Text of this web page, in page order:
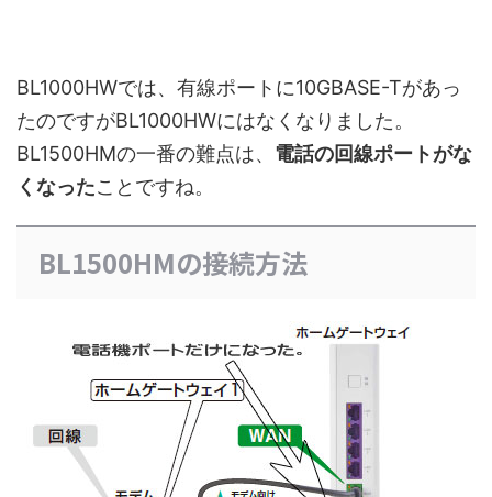
BL1000HWでは、有線ポートに10GBASE-Tがあっ
たのですがBL1000HWにはなくなりました。
BL1500HMの一番の難点は、 電話の回線ポートがな
くなったことですね。
BL1500HMの接続方法